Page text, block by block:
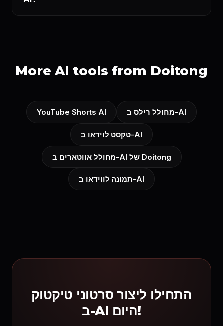
More AI tools from Doitong
YouTube Shorts AI מחולל רילס ב-AI
טקסט לוידאו ב-AI
מחולל אווטארים ב-AI של Doitong
תמונה לווידאו ב-AI
התחילו ליצור סרטוני טיקטוק
ב-AI היום!